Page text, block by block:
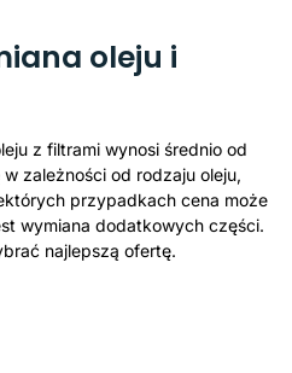
oleju i
z filtrami wynosi średnio od
zależności od rodzaju oleju,
przypadkach cena może
wymiana dodatkowych części.
najlepszą ofertę.